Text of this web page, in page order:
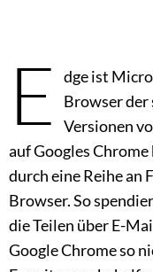
E
dge ist
Browser der
Versionen
auf Googles
durch eine Reihe an
Browser. So
die Teilen über E-
Google Chrome so